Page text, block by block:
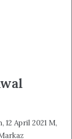
12 April 2021 M,